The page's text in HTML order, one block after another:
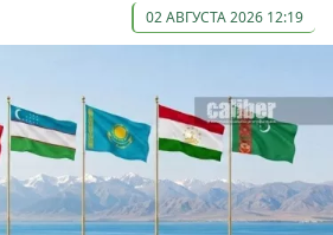
02 АВГУСТА 2026 12:19